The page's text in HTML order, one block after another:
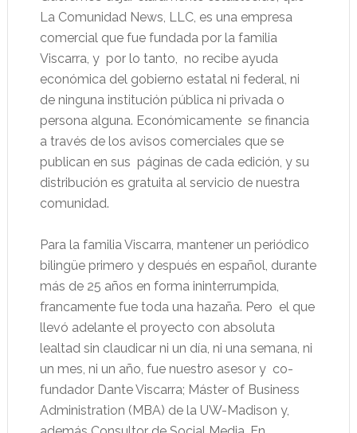
La Comunidad News, LLC, es una empresa
comercial que fue fundada por la familia
Viscarra, y por lo tanto, no recibe ayuda
económica del gobierno estatal ni federal, ni
de ninguna institución pública ni privada o
persona alguna. Económicamente se financia
a través de los avisos comerciales que se
publican en sus páginas de cada edición, y su
distribución es gratuita al servicio de nuestra
comunidad.
Para la familia Viscarra, mantener un periódico
bilingüe primero y después en español, durante
más de 25 años en forma ininterrumpida,
francamente fue toda una hazaña. Pero el que
llevó adelante el proyecto con absoluta
lealtad sin claudicar ni un día, ni una semana, ni
un mes, ni un año, fue nuestro asesor y co-
fundador Dante Viscarra; Máster of Business
Administration (MBA) de la UW-Madison y,